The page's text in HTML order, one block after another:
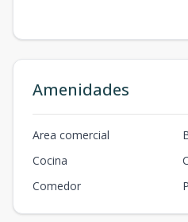
Amenidades
Area comercial
Cocina
Comedor